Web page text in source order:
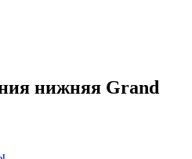
нижняя Grand